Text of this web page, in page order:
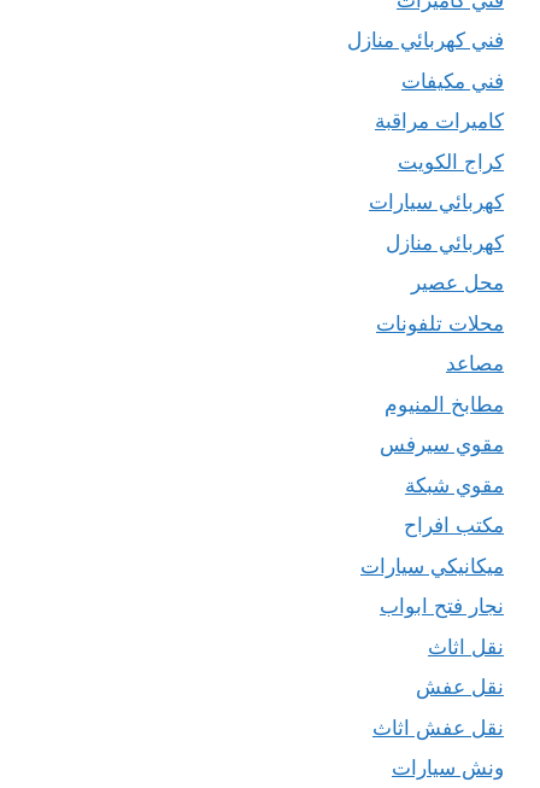
فني كهربائي منازل
فني مكيفات
كاميرات مراقبة
كراج الكويت
كهربائي سيارات
كهربائي منازل
محل عصير
محلات تلفونات
مصاعد
مطابخ المنيوم
مقوي سيرفس
مقوي شبكة
مكتب افراح
ميكانيكي سيارات
نجار فتح ابواب
نقل اثاث
نقل عفش
نقل عفش اثاث
ونش سيارات